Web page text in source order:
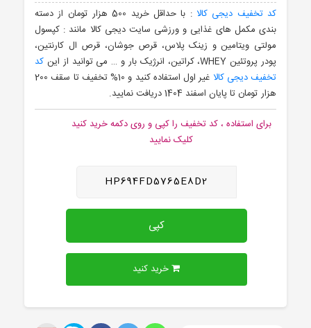
کد تخفیف دیجی کالا
: با حداقل خرید 500 هزار تومان از دسته
بندی مکمل های غذایی و ورزشی سایت دیجی کالا مانند : کپسول
مولتی ویتامین و زینک پلاس، قرص جوشان، قرص ال کارنتین،
پودر پروتئین WHEY، کراتین، انرژیک بار و … می توانید از این
کد
تخفیف دیجی کالا
غیر اول استفاده کنید و 10% تخفیف تا سقف 200
هزار تومان تا پایان اسفند 1404 دریافت نمایید.
برای استفاده ، کد تخفیف را کپی و روی دکمه خرید کنید
کلیک نمایید
HP694FD5765E8D2
کپی
خرید کنید